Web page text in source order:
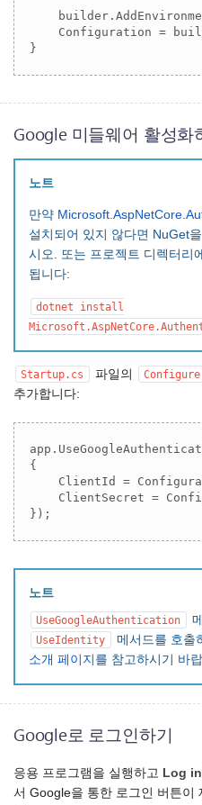
Configuration =
}
Google 미들웨어 활성화
노트
만약
설치되어 있지 않다면 NuGet
시오. 또는 프로젝트 디렉터리
됩니다:
dotnet install
Startup.cs 파일의 Configure
추가합니다:
{
ClientId =
ClientSecret =
});
노트
UseGoogleAuthentication
UseIdentity 메서드를 호출
소개 페이지 를 참고하시기 바
Google로 로그인하기
응용 프로그램을 실행하고 Log in
서 Google을 통한 로그인 버튼이